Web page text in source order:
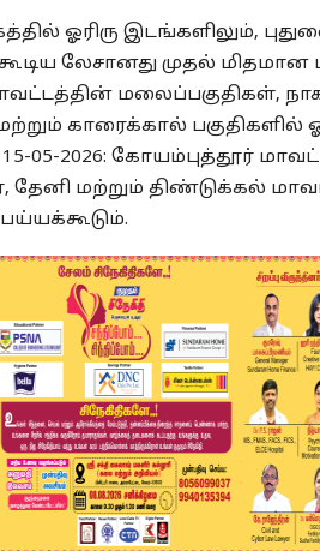
ஓரிரு இடங்களிலும்,
லேசானது முதல்
மலைப்பகுதிகள்,
காரைக்கால்
15-05-2026: கோயம்புத்தூர்
தேனி மற்றும் திண்டுக்கல்